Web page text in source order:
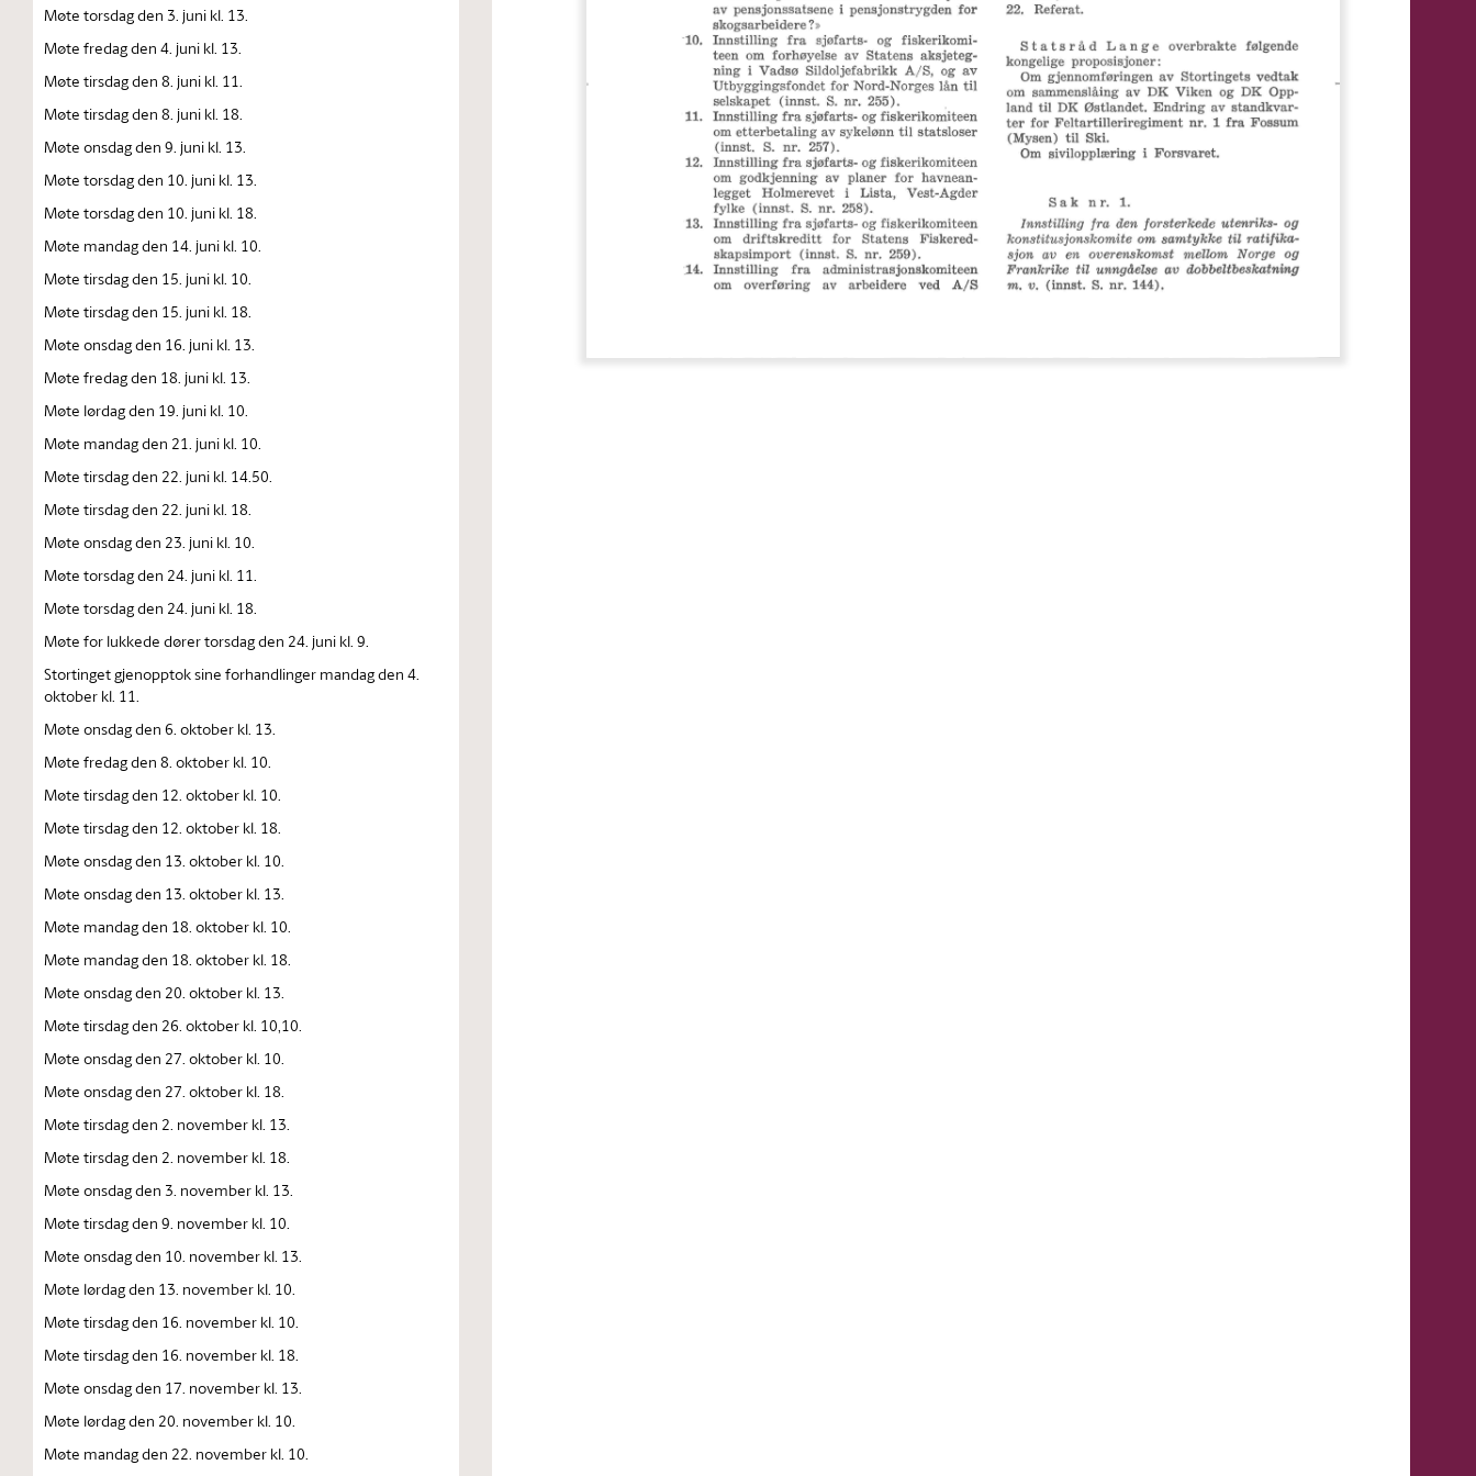
Møte torsdag den 3. juni kl. 13.
Møte fredag den 4. juni kl. 13.
Møte tirsdag den 8. juni kl. 11.
Møte tirsdag den 8. juni kl. 18.
Møte onsdag den 9. juni kl. 13.
Møte torsdag den 10. juni kl. 13.
Møte torsdag den 10. juni kl. 18.
Møte mandag den 14. juni kl. 10.
Møte tirsdag den 15. juni kl. 10.
Møte tirsdag den 15. juni kl. 18.
Møte onsdag den 16. juni kl. 13.
Møte fredag den 18. juni kl. 13.
Møte lørdag den 19. juni kl. 10.
Møte mandag den 21. juni kl. 10.
Møte tirsdag den 22. juni kl. 14.50.
Møte tirsdag den 22. juni kl. 18.
Møte onsdag den 23. juni kl. 10.
Møte torsdag den 24. juni kl. 11.
Møte torsdag den 24. juni kl. 18.
Møte for lukkede dører torsdag den 24. juni kl. 9.
Stortinget gjenopptok sine forhandlinger mandag den 4.
oktober kl. 11.
Møte onsdag den 6. oktober kl. 13.
Møte fredag den 8. oktober kl. 10.
Møte tirsdag den 12. oktober kl. 10.
Møte tirsdag den 12. oktober kl. 18.
Møte onsdag den 13. oktober kl. 10.
Møte onsdag den 13. oktober kl. 13.
Møte mandag den 18. oktober kl. 10.
Møte mandag den 18. oktober kl. 18.
Møte onsdag den 20. oktober kl. 13.
Møte tirsdag den 26. oktober kl. 10,10.
Møte onsdag den 27. oktober kl. 10.
Møte onsdag den 27. oktober kl. 18.
Møte tirsdag den 2. november kl. 13.
Møte tirsdag den 2. november kl. 18.
Møte onsdag den 3. november kl. 13.
Møte tirsdag den 9. november kl. 10.
Møte onsdag den 10. november kl. 13.
Møte lørdag den 13. november kl. 10.
Møte tirsdag den 16. november kl. 10.
Møte tirsdag den 16. november kl. 18.
Møte onsdag den 17. november kl. 13.
Møte lørdag den 20. november kl. 10.
Møte mandag den 22. november kl. 10.